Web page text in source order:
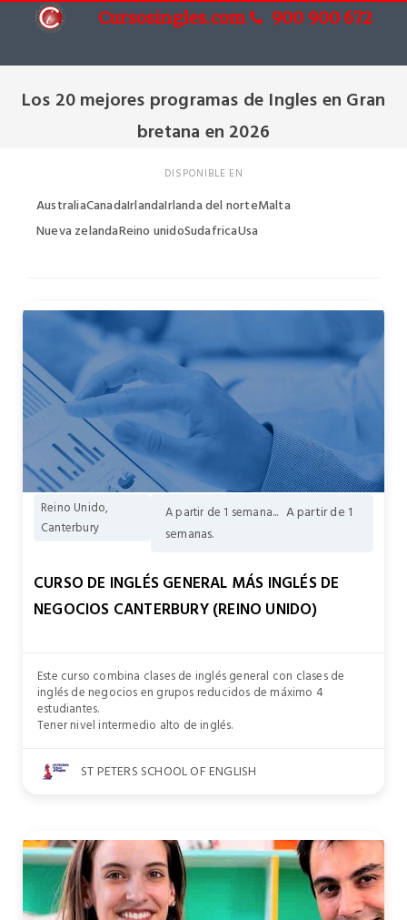
Cursosingles.com 900 900 672
Los 20 mejores programas de Ingles en Gran
bretana en 2026
DISPONIBLE EN
AustraliaCanadaIrlandaIrlanda del norteMalta
Nueva zelandaReino unidoSudafricaUsa
Reino Unido,
Canterbury
A partir de 1 semana... A partir de 1
semanas.
CURSO DE INGLÉS GENERAL MÁS INGLÉS DE
NEGOCIOS CANTERBURY (REINO UNIDO)
Este curso combina clases de inglés general con clases de
inglés de negocios en grupos reducidos de máximo 4
estudiantes.
Tener nivel intermedio alto de inglés.
ST PETERS SCHOOL OF ENGLISH